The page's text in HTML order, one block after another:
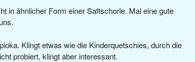
in ähnlicher Form einer Saftschorle. Mal eine gute
Klingt etwas wie die Kinderquetschies, durch die
probiert, klingt aber interessant.